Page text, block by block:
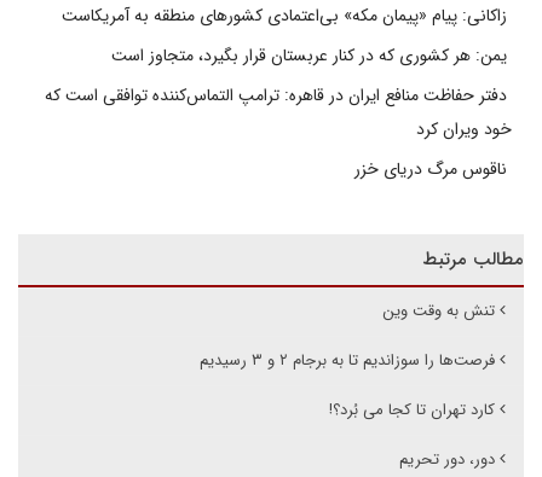
زاکانی: پیام «پیمان مکه» بی‌اعتمادی کشورهای منطقه به آمریکاست
یمن: هر کشوری که در کنار عربستان قرار بگیرد، متجاوز است
دفتر حفاظت منافع ایران در قاهره: ترامپ التماس‌کننده توافقی است که
خود ویران کرد
ناقوس مرگ دریای خزر
مطالب مرتبط
تنش به وقت وین
فرصت‌ها را سوزاندیم تا به برجام ۲ و ۳ رسیدیم
کارد تهران تا کجا می بُرد؟!
دور، دور تحریم